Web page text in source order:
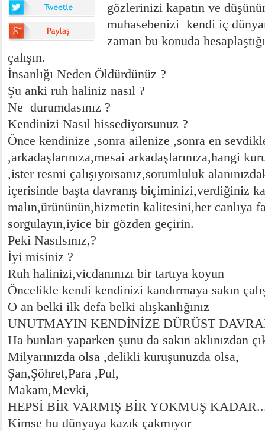
gözlerinizi kapatın ve
muhasebenizi kendi iç
zaman bu konuda
çalışın.
İnsanlığı Neden Öldürdünüz ?
Şu anki ruh haliniz nasıl ?
Ne durumdasınız ?
Kendinizi Nasıl hissediyorsunuz ?
Önce kendinize ,sonra ailenize ,sonra en
,arkadaşlarınıza,mesai arkadaşlarınıza,hangi
,ister resmi çalışıyorsanız,sorumluluk
içerisinde başta davranış biçiminizi,verdiğiniz
malın,ürününün,hizmetin kalitesini,her canlıya
sorgulayın,iyice bir gözden geçirin.
Peki Nasılsınız,?
İyi misiniz ?
Ruh halinizi,vicdanınızı bir tartıya koyun
Öncelikle kendi kendinizi kandırmaya sakın
O an belki ilk defa belki alışkanlığınız
UNUTMAYIN KENDİNİZE DÜRÜST
Ha bunları yaparken şunu da sakın aklınızdan
Milyarınızda olsa ,delikli kuruşunuzda olsa,
Şan,Şöhret,Para ,Pul,
Makam,Mevki,
HEPSİ BİR VARMIŞ BİR YOKMUŞ
Kimse bu dünyaya kazık çakmıyor